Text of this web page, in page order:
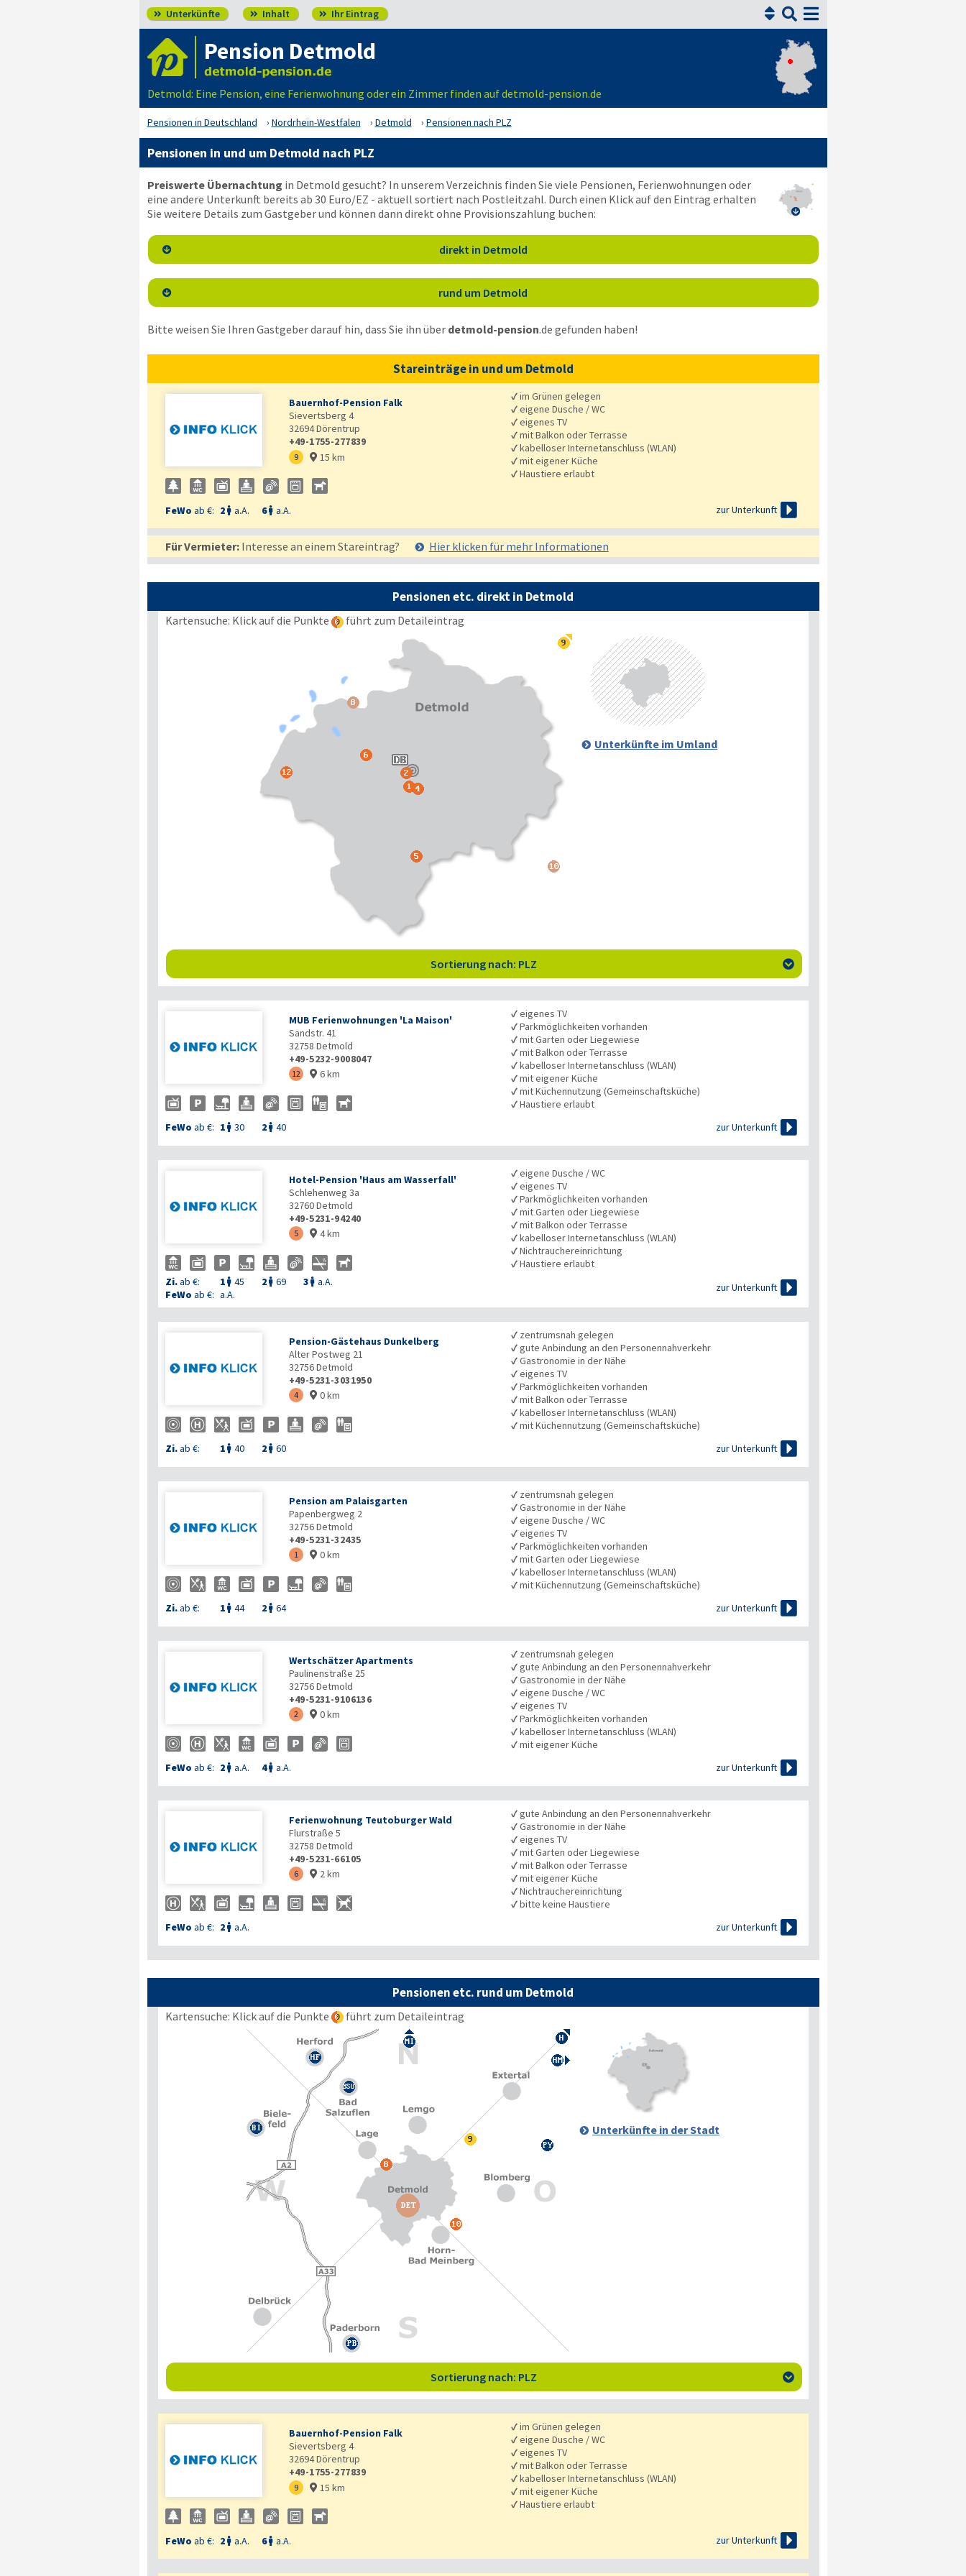
 Unterkünfte  Inhalt  Ihr Eintrag 

Pension Detmold
Detmold: Eine Pension, eine Ferienwohnung oder ein Zimmer finden auf detmold-pension.de
Pensionen in Deutschland Nordrhein-Westfalen Detmold Pensionen nach PLZ
Pensionen in und um Detmold nach PLZ

Preiswerte Übernachtung in Detmold gesucht? In unserem Verzeichnis finden Sie viele Pensionen, Ferienwohnungen oder
eine andere Unterkunft bereits ab 30 Euro/EZ - aktuell sortiert nach Postleitzahl. Durch einen Klick auf den Eintrag erhalten
Sie weitere Details zum Gastgeber und können dann direkt ohne Provisionszahlung buchen:
 direkt in Detmold
 rund um Detmold
Bitte weisen Sie Ihren Gastgeber darauf hin, dass Sie ihn über detmold-pension.de gefunden haben!
Stareinträge in und um Detmold
Bauernhof-Pension Falk
Sievertsberg 4
32694Dörentrup
+49-1755-277839
9  15 km
FeWo ab €: 2  a.A. 6 a.A.
✓im Grünen gelegen
✓eigene Dusche / WC
✓eigenes TV
✓mit Balkon oder Terrasse
✓kabelloser Internetanschluss (WLAN)
✓mit eigener Küche
✓Haustiere erlaubt
zur Unterkunft 
Für Vermieter:Interesse an einem Stareintrag? Hier klicken für mehr Informationen
Pensionen etc. direkt in Detmold
Kartensuche: Klick auf die Punkte führt zum Detaileintrag
Unterkünfte im Umland
Sortierung nach: PLZ 
MUB Ferienwohnungen 'La Maison'
Sandstr. 41
32758 Detmold
+49-5232-9008047
12  6 km
FeWo ab €: 1  30 2  40
✓eigenes TV
✓Parkmöglichkeiten vorhanden
✓mit Garten oder Liegewiese
✓mit Balkon oder Terrasse
✓kabelloser Internetanschluss (WLAN)
✓mit eigener Küche
✓mit Küchennutzung (Gemeinschaftsküche)
✓Haustiere erlaubt
zur Unterkunft 
Hotel-Pension 'Haus am Wasserfall'
Schlehenweg 3a
32760Detmold
+49-5231-94240
5  4 km
Zi.ab €: 1  45 2  69 3  a.A.
FeWo ab €: a.A.
✓eigene Dusche / WC
✓eigenes TV
✓Parkmöglichkeiten vorhanden
✓mit Garten oder Liegewiese
✓mit Balkon oder Terrasse
✓kabelloser Internetanschluss (WLAN)
✓Nichtrauchereinrichtung
✓Haustiere erlaubt
zur Unterkunft

Pension-Gästehaus Dunkelberg
Alter Postweg 21
32756Detmold
+49-5231-3031950
4  0 km
Zi.ab €: 1  40 2  60
✓ zentrumsnah gelegen
✓gute Anbindung an den Personennahverkehr
✓Gastronomie in der Nähe
✓eigenes TV
✓Parkmöglichkeiten vorhanden
✓mit Balkon oder Terrasse
✓kabelloser Internetanschluss (WLAN)
✓mit Küchennutzung (Gemeinschaftsküche)
zur Unterkunft 
Pension am Palaisgarten
Papenbergweg 2
32756Detmold
+49-5231-32435
1  0 km
Zi.ab €: 1  44 2  64
✓ zentrumsnah gelegen
✓Gastronomie in der Nähe
✓eigene Dusche / WC
✓eigenes TV
✓Parkmöglichkeiten vorhanden
✓mit Garten oder Liegewiese
✓kabelloser Internetanschluss (WLAN)
✓mit Küchennutzung (Gemeinschaftsküche)
zur Unterkunft 
Wertschätzer Apartments
Paulinenstraße 25
32756Detmold
+49-5231-9106136
2  0 km
FeWo ab €: 2  a.A. 4 a.A.
✓ zentrumsnah gelegen
✓gute Anbindung an den Personennahverkehr
✓Gastronomie in der Nähe
✓eigene Dusche / WC
✓eigenes TV
✓Parkmöglichkeiten vorhanden
✓kabelloser Internetanschluss (WLAN)
✓mit eigener Küche
zur Unterkunft 
Ferienwohnung Teutoburger Wald
Flurstraße 5
32758 Detmold
+49-5231-66105
6  2 km
FeWo ab €: 2  a.A.
✓gute Anbindung an den Personennahverkehr
✓Gastronomie in der Nähe
✓eigenes TV
✓mit Garten oder Liegewiese
✓mit Balkon oder Terrasse
✓mit eigener Küche
✓Nichtrauchereinrichtung
✓bitte keine Haustiere
zur Unterkunft 
Pensionen etc. rund um Detmold
Kartensuche: Klick auf die Punkte führt zum Detaileintrag
Unterkünfte in der Stadt
Sortierung nach: PLZ 
Bauernhof-Pension Falk
Sievertsberg 4
32694Dörentrup
+49-1755-277839
9  15 km
FeWo ab €: 2  a.A. 6 a.A.
✓im Grünen gelegen
✓eigene Dusche / WC
✓eigenes TV
✓mit Balkon oder Terrasse
✓kabelloser Internetanschluss (WLAN)
✓mit eigener Küche
✓Haustiere erlaubt
zur Unterkunft 